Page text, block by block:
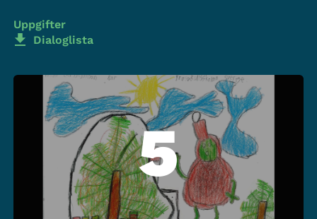
Uppgifter
Dialoglista
5